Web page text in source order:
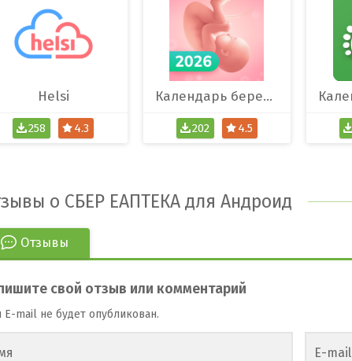
Helsi
258 4.3
Календарь беременности по дням
202 4.5
о СБЕР ЕАПТЕКА для Андроид
Отзывы
свой отзыв или комментарий
mail не будет опубликован.
E-mail